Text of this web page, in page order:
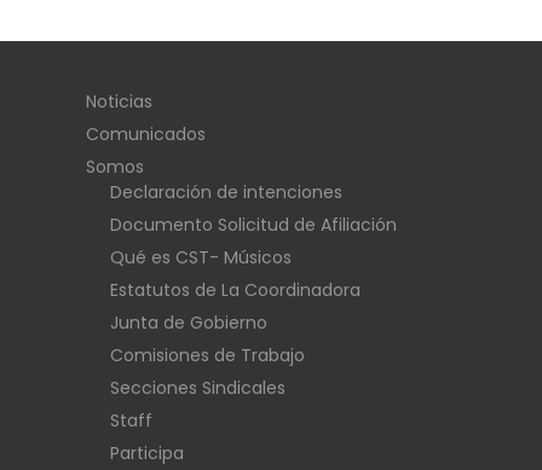
Noticias
Comunicados
Somos
Declaración de intenciones
Documento Solicitud de Afiliación
Qué es CST- Músicos
Estatutos de La Coordinadora
Junta de Gobierno
Comisiones de Trabajo
Secciones Sindicales
Staff
Participa